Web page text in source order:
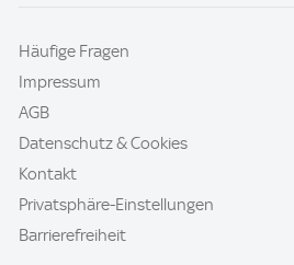
Häufige Fragen
Impressum
AGB
Datenschutz & Cookies
Kontakt
Privatsphäre-Einstellungen
Barrierefreiheit